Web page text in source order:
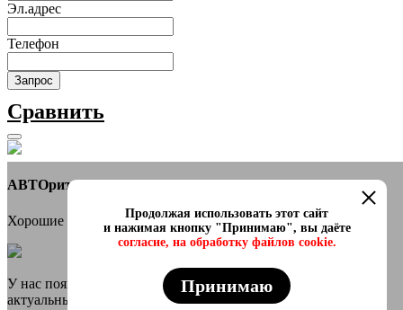
Эл.адрес
Телефон
Запрос
Сравнить
АВТОритет Автосалон
Хорошие новости
У нас появился онлайн каталог в телеграмм Самые свежие и
актуальные авто переходи
Продолжая использовать этот сайт
и нажимая кнопку "Принимаю", вы даёте
согласие, на обработку файлов cookie.
Принимаю